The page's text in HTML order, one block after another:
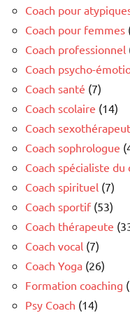
Coach pour
Coach pour femmes
Coach professionnel
Coach psycho-
Coach santé (7)
Coach scolaire (14)
Coach
Coach sophrologue
Coach spécialiste du
Coach spirituel (7)
Coach sportif(53)
Coach thérapeute
Coach vocal (7)
Coach Yoga (26)
Formation coaching
Psy Coach (14)